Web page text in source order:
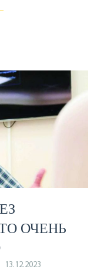
ОЧЕНЬ
13.12.2023